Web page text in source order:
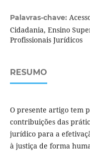
Palavras-chave:
Cidadania, Ensino
Profissionais Jurídicos
RESUMO
O presente artigo tem
contribuições das
jurídico para a
à justiça de forma